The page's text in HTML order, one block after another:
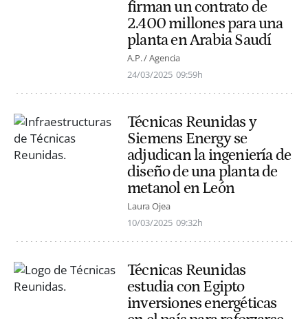
firman un contrato de
2.400 millones para una
planta en Arabia Saudí
A.P. / Agencia
24/03/2025 09:59h
Técnicas Reunidas y
Siemens Energy se
adjudican la ingeniería de
diseño de una planta de
metanol en León
Laura Ojea
10/03/2025 09:32h
Técnicas Reunidas
estudia con Egipto
inversiones energéticas